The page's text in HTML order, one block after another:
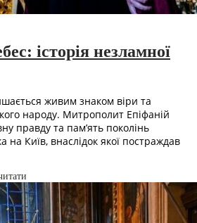
історія незламної
живим знаком віри та
народу. Митрополит Епіфаній
правду та пам’ять поколінь
на Київ, внаслідок якої постраждав